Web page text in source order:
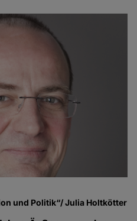
und Politik“/ Julia Holtkötter